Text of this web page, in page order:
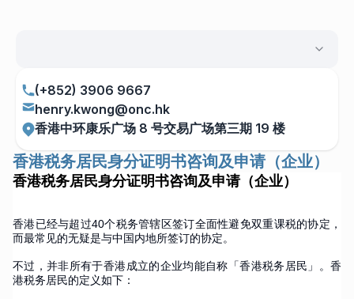
(+852) 3906 9667
henry.kwong@onc.hk
香港中环康乐广场 8 号交易广场第三期 19 楼
香港税务居民身分证明书咨询及申请（企业）
香港税务居民身分证明书咨询及申请（企业）
香港已经与超过40个税务管辖区签订全面性避免双重课税的协定，
而最常见的无疑是与中国内地所签订的协定。
不过，并非所有于香港成立的企业均能自称「香港税务居民」。香
港税务居民的定义如下：